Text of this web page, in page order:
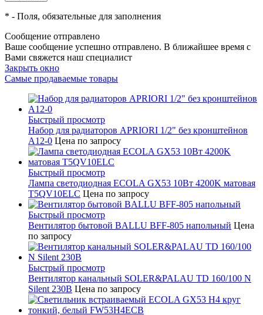
* - Поля, обязательные для заполнения
Сообщение отправлено
Ваше сообщение успешно отправлено. В ближайшее время с
Вами свяжется наш специалист
Закрыть окно
Самые продаваемые товары
Быстрый просмотр
Набор для радиаторов APRIORI 1/2" без кронштейнов
A12-0 Цена по запросу
Быстрый просмотр
Лампа светодиодная ECOLA GX53 10Вт 4200K матовая
T5QV10ELC Цена по запросу
Быстрый просмотр
Вентилятор бытовой BALLU BFF-805 напольный Цена
по запросу
Быстрый просмотр
Вентилятор канальный SOLER&PALAU TD 160/100 N
Silent 230В Цена по запросу